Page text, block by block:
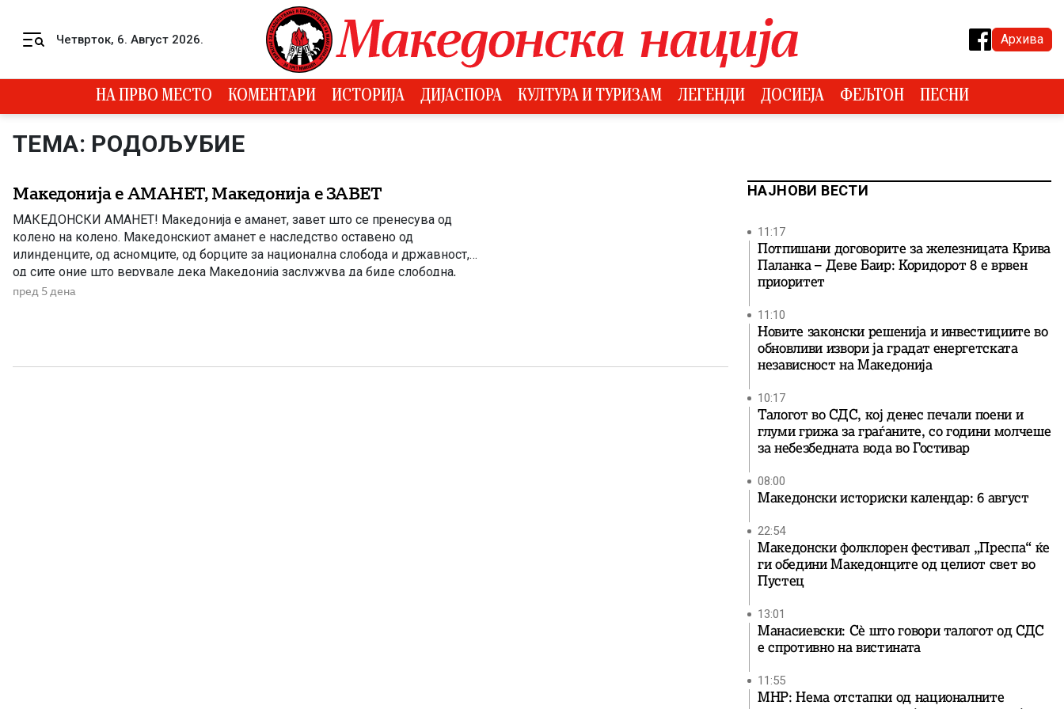
Четврток, 6. Август 2026. Архива
НА ПРВО МЕСТО КОМЕНТАРИ ИСТОРИЈА ДИЈАСПОРА КУЛТУРА И ТУРИЗАМ ЛЕГЕНДИ ДОСИЕЈА ФЕЉТОН ПЕСНИ
ТЕМА: РОДОЉУБИЕ
Македонија е АМАНЕТ, Македонија е ЗАВЕТ
МАКЕДОНСКИ АМАНЕТ! Македонија е аманет, завет што се пренесува од
колено на колено. Македонскиот аманет е наследство оставено од
илинденците, од асномците, од борците за национална слобода и државност,
од сите оние што верувале дека Македонија заслужува да биде слободна,
достоинствена и своја. Да се биде чувар на Македонскиот аманет значи да се
пред 5 дена
НАЈНОВИ ВЕСТИ
11:17
Потпишани договорите за железницата Крива
Паланка – Деве Баир: Коридорот 8 е врвен
приоритет
11:10
Новите законски решенија и инвестициите во
обновливи извори ја градат енергетската
независност на Македонија
10:17
Талогот во СДС, кој денес печали поени и
глуми грижа за граѓаните, со години молчеше
за небезбедната вода во Гостивар
08:00
Македонски историски календар: 6 август
22:54
Македонски фолклорен фестивал „Преспа“ ќе
ги обедини Македонците од целиот свет во
Пустец
13:01
Манасиевски: Сè што говори талогот од СДС
е спротивно на вистината
11:55
МНР: Нема отстапки од националните